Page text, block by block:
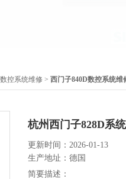
控系统维修 > 西门子840D数控系统维
杭州西门子828D系
更新时间：2026-01-13
生产地址：德国
简要描述：